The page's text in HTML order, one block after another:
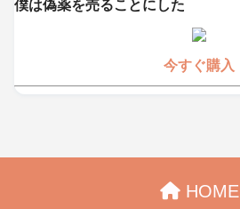
僕は偽薬を売ることにした
今すぐ購入
HOME